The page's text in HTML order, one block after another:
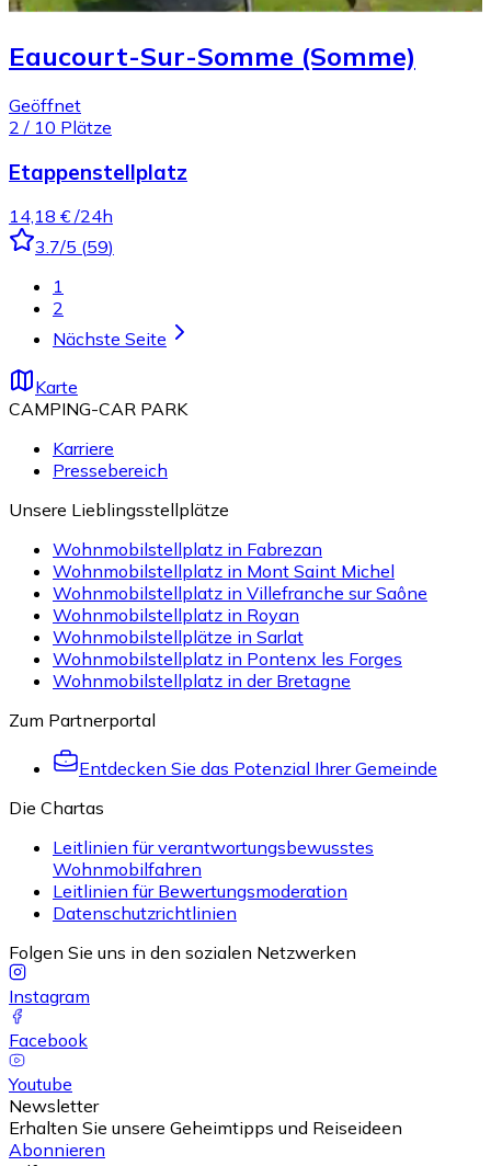
Eaucourt-Sur-Somme (Somme)
Geöffnet
2 / 10 Plätze
Etappenstellplatz
14,18 € /24h
3.7/5 (59)
1
2
Nächste Seite
Karte
CAMPING-CAR PARK
Karriere
Pressebereich
Unsere Lieblingsstellplätze
Wohnmobilstellplatz in Fabrezan
Wohnmobilstellplatz in Mont Saint Michel
Wohnmobilstellplatz in Villefranche sur Saône
Wohnmobilstellplatz in Royan
Wohnmobilstellplätze in Sarlat
Wohnmobilstellplatz in Pontenx les Forges
Wohnmobilstellplatz in der Bretagne
Zum Partnerportal
Entdecken Sie das Potenzial Ihrer Gemeinde
Die Chartas
Leitlinien für verantwortungsbewusstes
Wohnmobilfahren
Leitlinien für Bewertungsmoderation
Datenschutzrichtlinien
Folgen Sie uns in den sozialen Netzwerken
Instagram
Facebook
Youtube
Newsletter
Erhalten Sie unsere Geheimtipps und Reiseideen
Abonnieren